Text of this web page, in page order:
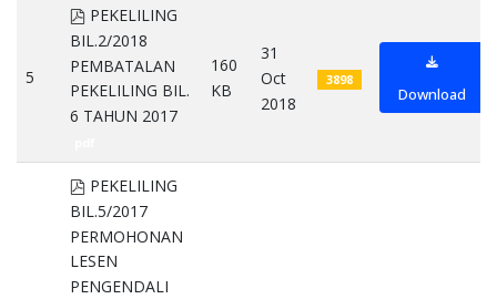
5
pdf
PEKELILING
BIL.2/2018
PEMBATALAN
PEKELILING BIL.
6 TAHUN 2017
160
KB
31
Oct
2018
3898
Download
pdf
PEKELILING
BIL.5/2017
PERMOHONAN
LESEN
PENGENDALI